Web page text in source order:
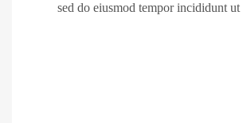
sed do eiusmod tempor incididunt